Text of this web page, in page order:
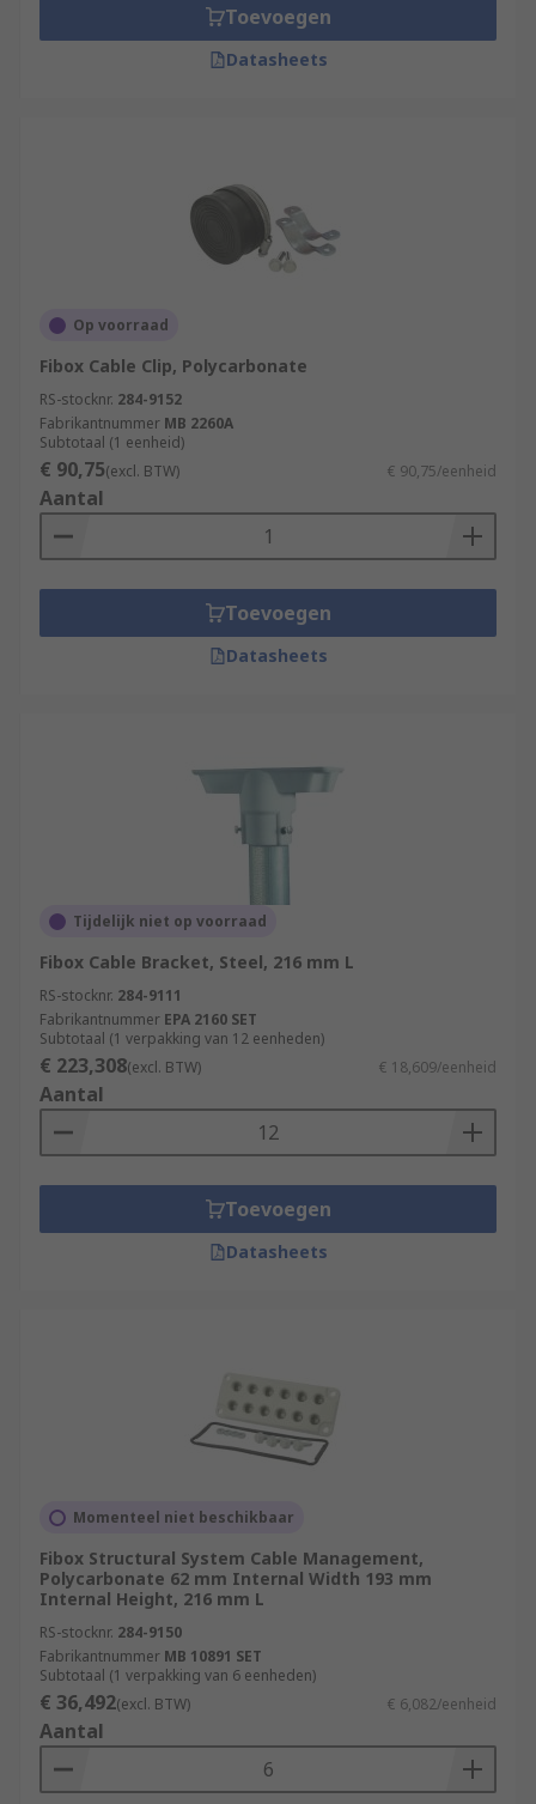
Toevoegen
Datasheets
Op voorraad
Fibox Cable Clip, Polycarbonate
RS-stocknr. 284-9152
Fabrikantnummer MB 2260A
Subtotaal (1 eenheid)
€ 90,75(excl. BTW) € 90,75/eenheid
Aantal
Toevoegen
Datasheets
Tijdelijk niet op voorraad
Fibox Cable Bracket, Steel, 216 mm L
RS-stocknr. 284-9111
Fabrikantnummer EPA 2160 SET
Subtotaal (1 verpakking van 12 eenheden)
€ 223,308(excl. BTW) € 18,609/eenheid
Aantal
Toevoegen
Datasheets
Momenteel niet beschikbaar
Fibox Structural System Cable Management,
Polycarbonate 62 mm Internal Width 193 mm
Internal Height, 216 mm L
RS-stocknr. 284-9150
Fabrikantnummer MB 10891 SET
Subtotaal (1 verpakking van 6 eenheden)
€ 36,492(excl. BTW) € 6,082/eenheid
Aantal